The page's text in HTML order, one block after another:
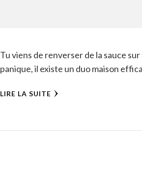
Tu viens de renverser de la sauce
panique, il existe un duo maison
LIRE LA SUITE